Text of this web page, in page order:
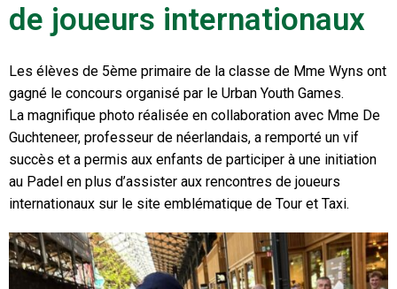
de joueurs internationaux
Les élèves de 5ème primaire de la classe de Mme Wyns ont
gagné le concours organisé par le Urban Youth Games.
La magnifique photo réalisée en collaboration avec Mme De
Guchteneer, professeur de néerlandais, a remporté un vif
succès et a permis aux enfants de participer à une initiation
au Padel en plus d’assister aux rencontres de joueurs
internationaux sur le site emblématique de Tour et Taxi.